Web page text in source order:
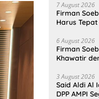
7 August 2026
Firman
Harus Tepat
6 August 2026
Firman
Khawatir
3 August 2026
Said Aldi Al
DPP AMPI